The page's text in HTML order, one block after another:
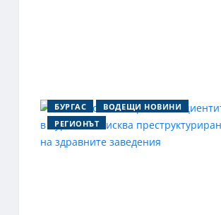
БУРГАС
ВОДЕЩИ НОВИНИ
РЕГИОНЪТ